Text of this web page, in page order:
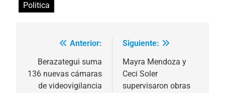
Politica
Navegación
de
entradas
Anterior:
Berazategui suma
136 nuevas cámaras
de videovigilancia
Siguiente:
Mayra Mendoza y
Ceci Soler
supervisaron obras